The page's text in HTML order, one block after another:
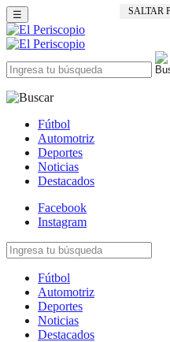
SALTAR
☰
Fútbol
Automotriz
Deportes
Noticias
Destacados
Facebook
Instagram
Fútbol
Automotriz
Deportes
Noticias
Destacados